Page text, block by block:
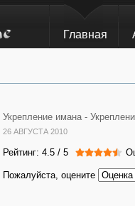
Главная
Укрепление имана -
26 АВГУСТА 2010
Рейтинг: 4.5 / 5
Пожалуйста, оцените